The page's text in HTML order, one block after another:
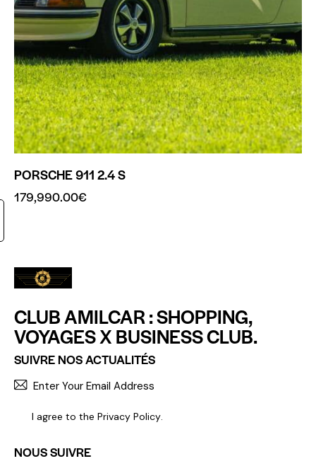
PORSCHE 911 2.4 S
179,990.00€
CLUB AMILCAR : SHOPPING,
VOYAGES X BUSINESS CLUB.
SUIVRE NOS ACTUALITÉS
I agree to the Privacy Policy.
NOUS SUIVRE